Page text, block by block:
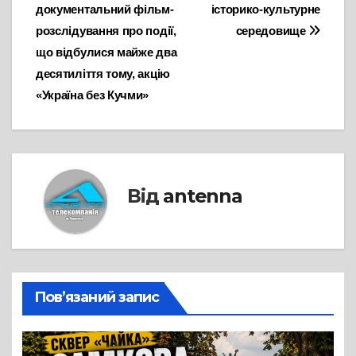
історико-культурне
середовище
документальний фільм-
розслідування про події,
що відбулися майже два
десятиліття тому, акцію
«Україна без Кучми»
Від antenna
Пов’язаний запис